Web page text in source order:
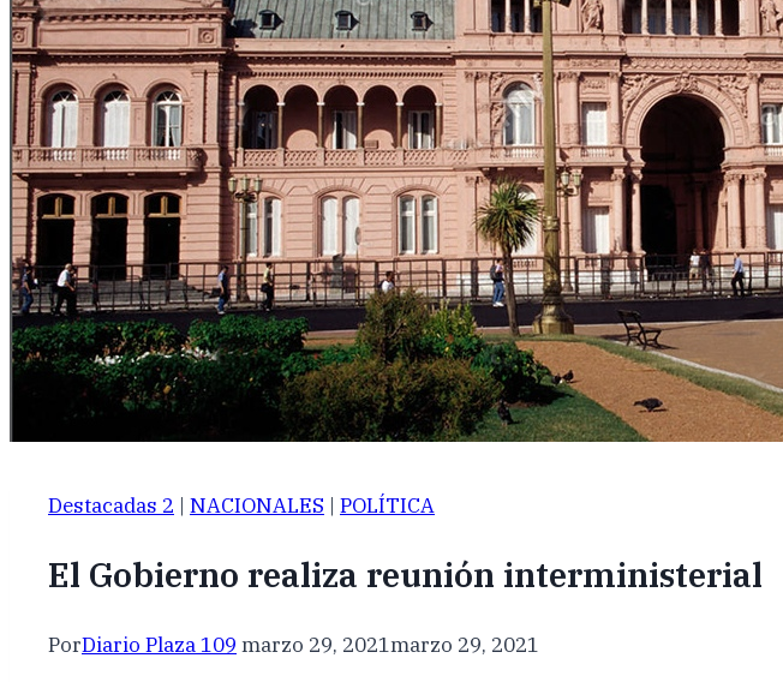
Destacadas 2 | NACIONALES | POLÍTICA
El Gobierno realiza reunión interministerial
PorDiario Plaza 109 marzo 29, 2021marzo 29, 2021